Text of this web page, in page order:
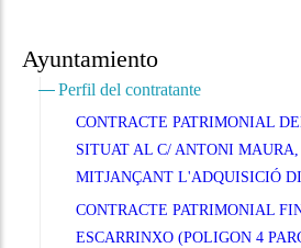
Ayuntamiento
Perfil del contratante
CONTRACTE PATRIMONIAL
SITUAT AL C/ ANTONI MAURA,
MITJANÇANT L'ADQUISICIÓ
CONTRACTE PATRIMONIAL
ESCARRINXO (POLIGON 4